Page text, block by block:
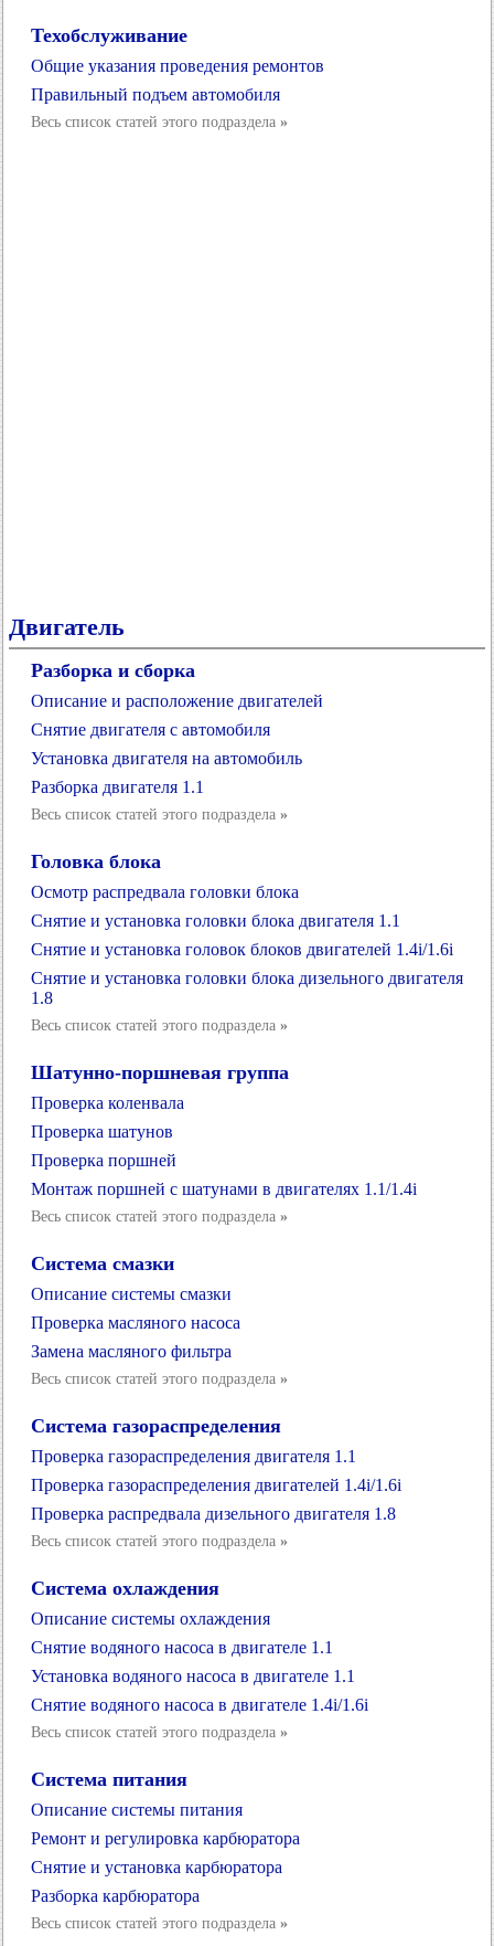
Техобслуживание
Общие указания проведения ремонтов
Правильный подъем автомобиля
Весь список статей этого подраздела »
Двигатель
Разборка и сборка
Описание и расположение двигателей
Снятие двигателя с автомобиля
Установка двигателя на автомобиль
Разборка двигателя 1.1
Весь список статей этого подраздела »
Головка блока
Осмотр распредвала головки блока
Снятие и установка головки блока двигателя 1.1
Снятие и установка головок блоков двигателей 1.4i/1.6i
Снятие и установка головки блока дизельного двигателя
1.8
Весь список статей этого подраздела »
Шатунно-поршневая группа
Проверка коленвала
Проверка шатунов
Проверка поршней
Монтаж поршней с шатунами в двигателях 1.1/1.4i
Весь список статей этого подраздела »
Система смазки
Описание системы смазки
Проверка масляного насоса
Замена масляного фильтра
Весь список статей этого подраздела »
Система газораспределения
Проверка газораспределения двигателя 1.1
Проверка газораспределения двигателей 1.4i/1.6i
Проверка распредвала дизельного двигателя 1.8
Весь список статей этого подраздела »
Система охлаждения
Описание системы охлаждения
Снятие водяного насоса в двигателе 1.1
Установка водяного насоса в двигателе 1.1
Снятие водяного насоса в двигателе 1.4i/1.6i
Весь список статей этого подраздела »
Система питания
Описание системы питания
Ремонт и регулировка карбюратора
Снятие и установка карбюратора
Разборка карбюратора
Весь список статей этого подраздела »